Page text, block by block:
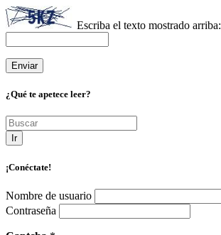
Escriba el texto mostrado arriba:
¿Qué te apetece leer?
Ir
¡Conéctate!
Nombre de usuario
Contraseña